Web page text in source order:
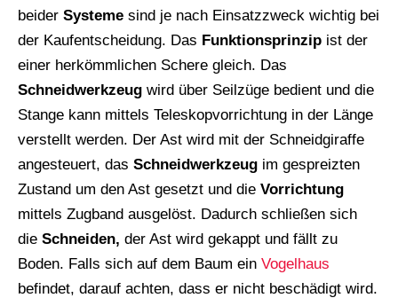
beider Systeme sind je nach Einsatzzweck wichtig bei
der Kaufentscheidung. Das Funktionsprinzip ist der
einer herkömmlichen Schere gleich. Das
Schneidwerkzeug wird über Seilzüge bedient und die
Stange kann mittels Teleskopvorrichtung in der Länge
verstellt werden. Der Ast wird mit der Schneidgiraffe
angesteuert, das Schneidwerkzeug im gespreizten
Zustand um den Ast gesetzt und die Vorrichtung
mittels Zugband ausgelöst. Dadurch schließen sich
die Schneiden, der Ast wird gekappt und fällt zu
Boden. Falls sich auf dem Baum ein Vogelhaus
befindet, darauf achten, dass er nicht beschädigt wird.